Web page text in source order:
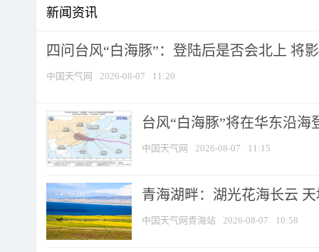
新闻资讯
四问台风“白海豚”：登陆后是否会北上 将
中国天气网 2026-08-07 11:20
台风“白海豚”将在华东沿
中国天气网 2026-08-07 11:15
青海湖畔：湖光花海长云
中国天气网青海站 2026-08-07 10:58